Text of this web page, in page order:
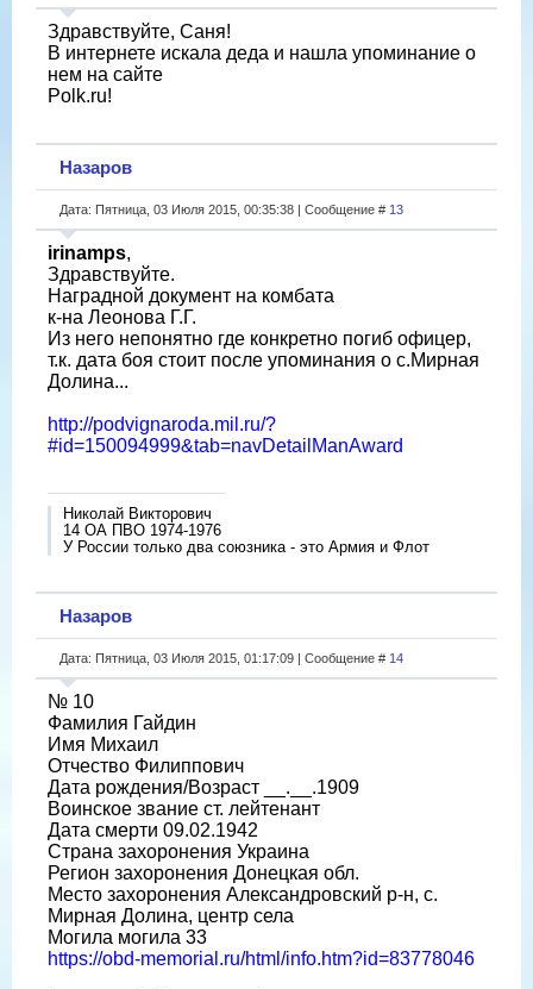
Здравствуйте, Саня!
В интернете искала деда и нашла упоминание о
нем на сайте
Polk.ru!
Назаров
Дата: Пятница, 03 Июля 2015, 00:35:38 | Сообщение # 13
irinamps,
Здравствуйте.
Наградной документ на комбата
к-на Леонова Г.Г.
Из него непонятно где конкретно погиб офицер,
т.к. дата боя стоит после упоминания о с.Мирная
Долина...
http://podvignaroda.mil.ru/?
#id=150094999&tab=navDetailManAward
Николай Викторович
14 ОА ПВО 1974-1976
У России только два союзника - это Армия и Флот
Назаров
Дата: Пятница, 03 Июля 2015, 01:17:09 | Сообщение # 14
№ 10
Фамилия Гайдин
Имя Михаил
Отчество Филиппович
Дата рождения/Возраст __.__.1909
Воинское звание ст. лейтенант
Дата смерти 09.02.1942
Страна захоронения Украина
Регион захоронения Донецкая обл.
Место захоронения Александровский р-н, с.
Мирная Долина, центр села
Могила могила 33
https://obd-memorial.ru/html/info.htm?id=83778046